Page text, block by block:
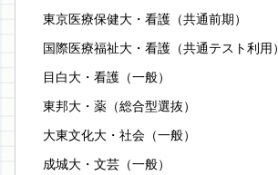
東京医療保健大・看護（共通前期）
国際医療福祉大・看護（共通テスト利用）
目白大・看護（一般）
東邦大・薬（総合型選抜）
大東文化大・社会（一般）
成城大・文芸（一般）